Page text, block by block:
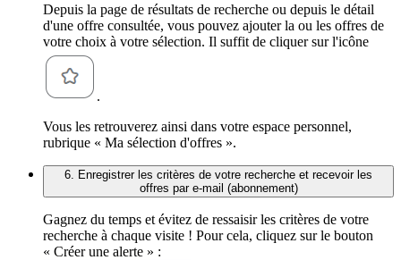
Depuis la page de résultats de recherche ou depuis le détail
d'une offre consultée, vous pouvez ajouter la ou les offres de
votre choix à votre sélection. Il suffit de cliquer sur l'icône
.
Vous les retrouverez ainsi dans votre espace personnel,
rubrique « Ma sélection d'offres ».
6. Enregistrer les critères de votre recherche et recevoir les
offres par e-mail (abonnement)
Gagnez du temps et évitez de ressaisir les critères de votre
recherche à chaque visite ! Pour cela, cliquez sur le bouton
« Créer une alerte » :